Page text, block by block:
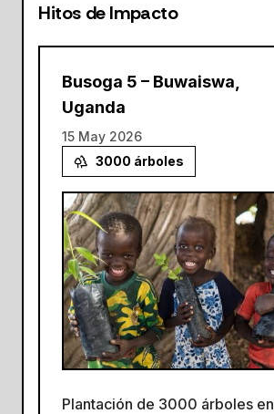
Hitos de Impacto
Busoga 5 – Buwaiswa,
Uganda
15 May 2026
3000 árboles
Plantación de 3000 árboles en